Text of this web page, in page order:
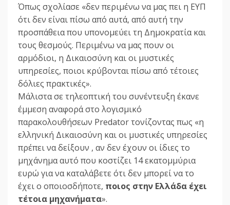
Όπως σχολίασε «δεν περιμένω να μας πει η ΕΥΠ
ότι δεν είναι πίσω από αυτά, από αυτή την
προσπάθεια που υπονομεύει τη Δημοκρατία και
τους θεσμούς. Περιμένω να μας πουν οι
αρμόδιοι, η Δικαιοσύνη και οι μυστικές
υπηρεσίες, ποιοι κρύβονται πίσω από τέτοιες
δόλιες πρακτικές».
Μάλιστα σε τηλεοπτική του συνέντευξη έκανε
έμμεση αναφορά στο λογισμικό
παρακολουθήσεων Predator τονίζοντας πως «η
ελληνική Δικαιοσύνη και οι μυστικές υπηρεσίες
πρέπει να δείξουν , αν δεν έχουν οι ίδιες το
μηχάνημα αυτό που κοστίζει 14 εκατομμύρια
ευρώ για να καταλάβετε ότι δεν μπορεί να το
έχει ο οποιοσδήποτε, ποιος στην Ελλάδα έχει
τέτοια μηχανήματα».